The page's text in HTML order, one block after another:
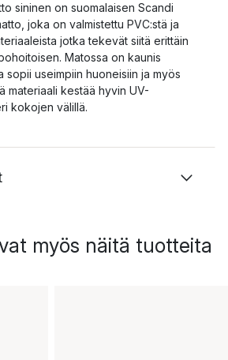
sininen on suomalaisen Scandi
joka on valmistettu PVC:stä ja
jotka tekevät siitä erittäin
Matossa on kaunis
sopii useimpiin huoneisiin ja myös
materiaali kestää hyvin UV-
kokojen välillä.
myös näitä tuotteita